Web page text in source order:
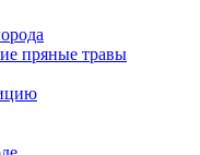
пряные травы